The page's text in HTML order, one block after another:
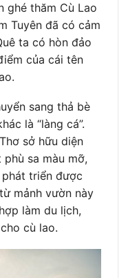
ghé thăm Cù Lao
Tuyên đã có cảm
ta có hòn đảo
của cái tên
sang thả bè
là “làng cá”.
sở hữu diện
sa màu mỡ,
triển được
mảnh vườn này
làm du lịch,
cù lao.